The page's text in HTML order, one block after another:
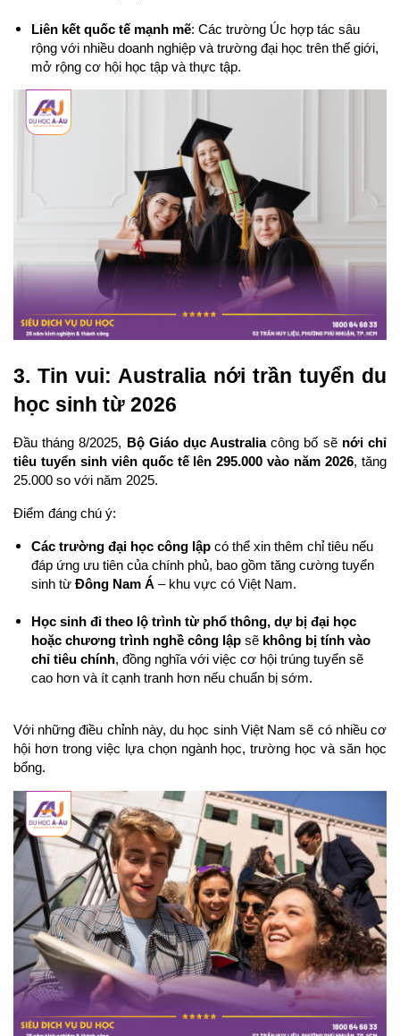
Liên kết quốc tế mạnh mẽ: Các trường Úc hợp tác sâu
rộng với nhiều doanh nghiệp và trường đại học trên thế giới,
mở rộng cơ hội học tập và thực tập.
3. Tin vui: Australia nới trần tuyển du
học sinh từ 2026
Đầu tháng 8/2025, Bộ Giáo dục Australia công bố sẽ nới chỉ
tiêu tuyển sinh viên quốc tế lên 295.000 vào năm 2026, tăng
25.000 so với năm 2025.
Điểm đáng chú ý:
Các trường đại học công lập có thể xin thêm chỉ tiêu nếu
đáp ứng ưu tiên của chính phủ, bao gồm tăng cường tuyển
sinh từ Đông Nam Á – khu vực có Việt Nam.
Học sinh đi theo lộ trình từ phổ thông, dự bị đại học
hoặc chương trình nghề công lập sẽ không bị tính vào
chỉ tiêu chính, đồng nghĩa với việc cơ hội trúng tuyển sẽ
cao hơn và ít cạnh tranh hơn nếu chuẩn bị sớm.
Với những điều chỉnh này, du học sinh Việt Nam sẽ có nhiều cơ
hội hơn trong việc lựa chọn ngành học, trường học và săn học
bổng.